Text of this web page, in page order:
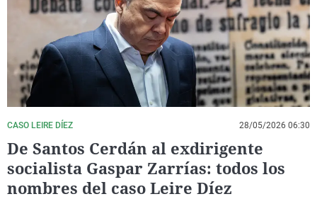
La rosa de los vientos
Gente viajera
Como el perro y el
Caso
Retornados
Equipo de
Operación Viuda
Extremadura
Galicia
La Rioja
Navarra
País Vasco
Virales
Televisión
Elecciones
CASO LEIRE DÍEZ 28/05/2026 06:30
De Santos Cerdán al exdirigente
socialista Gaspar Zarrías: todos los
nombres del caso Leire Díez